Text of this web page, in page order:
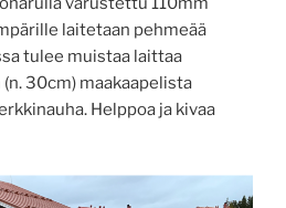
laitetaan pehmeää
tulee muistaa laittaa
30cm) maakaapelista
Helppoa ja kivaa